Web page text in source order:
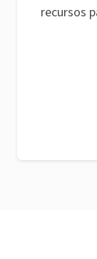
recursos